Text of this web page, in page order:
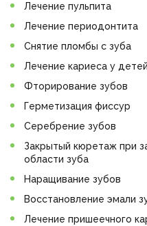
Лечение пульпита
Лечение периодонтита
Снятие пломбы с зуба
Лечение кариеса у детей
Фторирование зубов
Герметизация фиссур
Серебрение зубов
Закрытый кюретаж при
области зуба
Наращивание зубов
Восстановление эмали
Лечение пришеечного